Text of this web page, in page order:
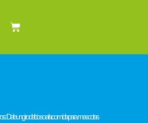
Cart
Dale un giro delicioso a la comida para mascotas